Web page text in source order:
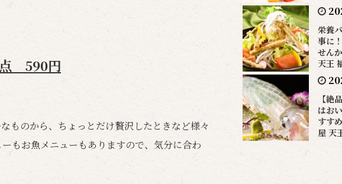
点 590円
ものから、ちょっとだけ贅沢したときなど様々
もお魚メニューもありますので、気分に合わ
栄養
事に
せん
天王
【絶
はお
すす
屋 天